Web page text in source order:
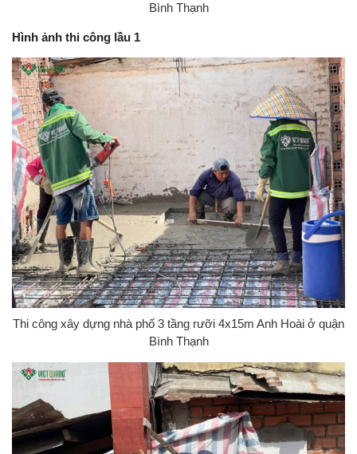
Bình Thạnh
Hình ảnh thi công lầu 1
Thi công xây dựng nhà phố 3 tầng rưỡi 4x15m Anh Hoài ở quận
Bình Thạnh